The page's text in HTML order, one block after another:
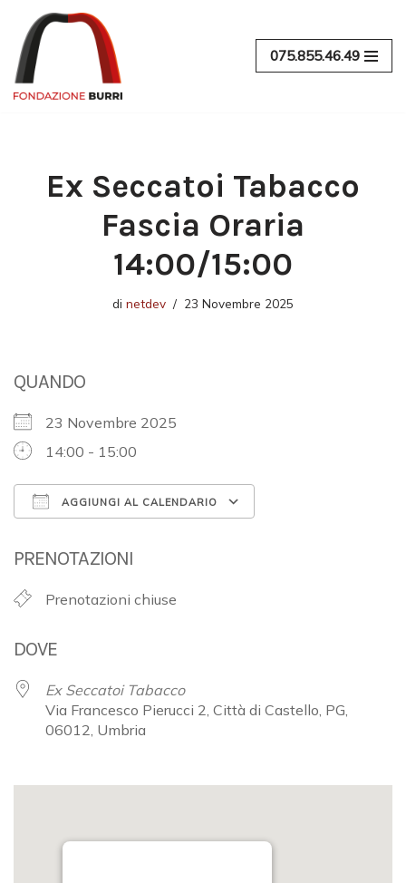
Vai
al
contenuto
075.855.46.49
Ex Seccatoi Tabacco
Fascia Oraria
14:00/15:00
di netdev 23 Novembre 2025
QUANDO
23 Novembre 2025
14:00 - 15:00
AGGIUNGI AL CALENDARIO
PRENOTAZIONI
Prenotazioni chiuse
DOVE
Ex Seccatoi Tabacco
Via Francesco Pierucci 2, Città di Castello, PG,
06012, Umbria